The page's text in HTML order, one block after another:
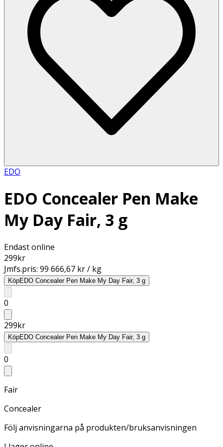
EDO
EDO Concealer Pen Make
My Day Fair, 3 g
Endast online
299kr
Jmfs.pris: 99 666,67 kr / kg
KöpEDO Concealer Pen Make My Day Fair, 3 g
0
299kr
KöpEDO Concealer Pen Make My Day Fair, 3 g
0
Fair
Concealer
Följ anvisningarna på produkten/bruksanvisningen